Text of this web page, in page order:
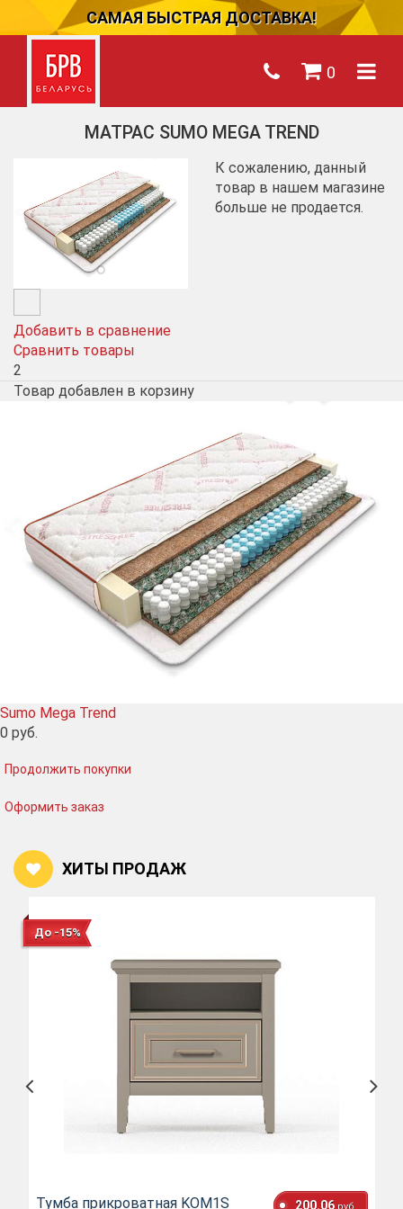
САМАЯ БЫСТРАЯ ДОСТАВКА!
0
МАТРАС SUMO MEGA TREND
Добавить в сравнение
Сравнить товары
2
К сожалению, данный
товар в нашем магазине
больше не продается.
Товар добавлен в корзину
Sumo Mega Trend
0 руб.
Продолжить покупки
Оформить заказ
ХИТЫ ПРОДАЖ
До -15%
Тумба прикроватная KOM1S 200.06 руб.